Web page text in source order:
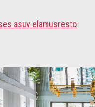
asuv elamusresto